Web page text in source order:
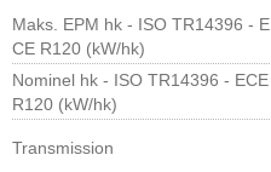
Maks. EPM hk - ISO TR14396 - E
CE R120 (kW/hk)
Nominel hk - ISO TR14396 - ECE
R120 (kW/hk)
Transmission